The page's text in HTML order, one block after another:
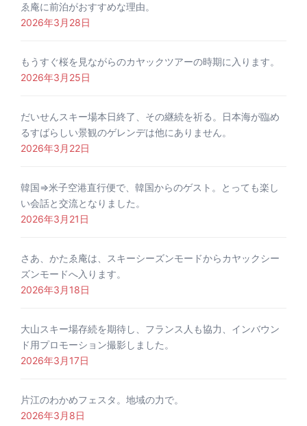
ゑ庵に前泊がおすすめな理由。
2026年3月28日
もうすぐ桜を見ながらのカヤックツアーの時期に入ります。
2026年3月25日
だいせんスキー場本日終了、その継続を祈る。日本海が臨め
るすばらしい景観のゲレンデは他にありません。
2026年3月22日
韓国⇒米子空港直行便で、韓国からのゲスト。とっても楽し
い会話と交流となりました。
2026年3月21日
さあ、かたゑ庵は、スキーシーズンモードからカヤックシー
ズンモードへ入ります。
2026年3月18日
大山スキー場存続を期待し、フランス人も協力、インバウン
ド用プロモーション撮影しました。
2026年3月17日
片江のわかめフェスタ。地域の力で。
2026年3月8日